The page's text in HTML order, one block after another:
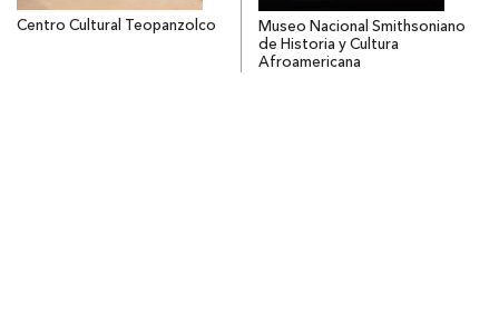
Centro Cultural Teopanzolco
Museo Nacional Smithsoniano
de Historia y Cultura
Afroamericana